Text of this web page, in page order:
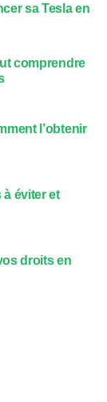
sa Tesla en
comprendre
l’obtenir
à éviter et
droits en